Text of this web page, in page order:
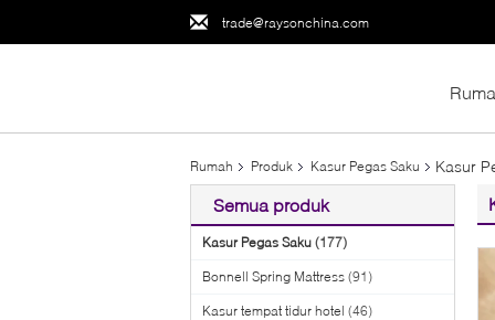
trade@raysonchina.com
Rumah Produk Kasur Pegas Saku Kasur
Semua produk
Kasur Pegas Saku (177)
Bonnell Spring Mattress (91)
Kasur tempat tidur hotel (46)